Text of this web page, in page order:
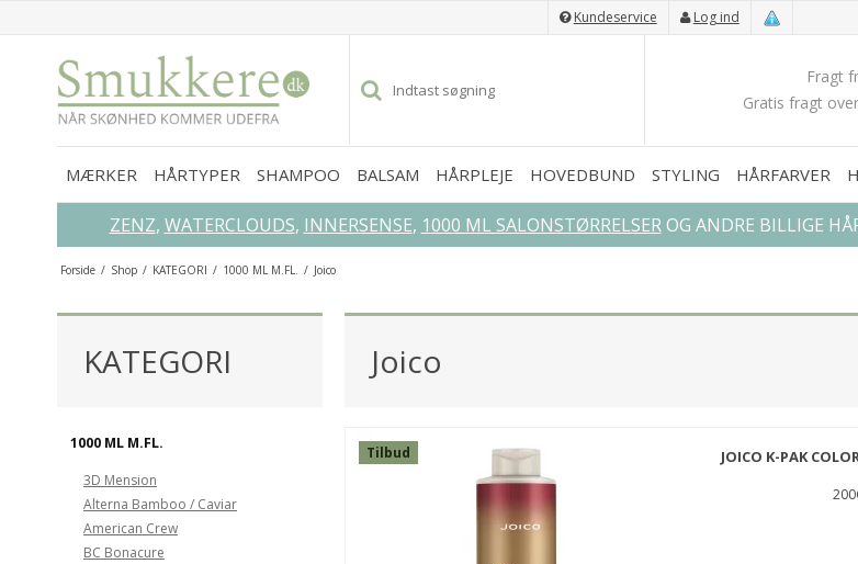
Log ind
Kundeservice
Fragt
Gratis fragt
MÆRKER HÅRTYPER SHAMPOO BALSAM HÅRPLEJE HOVEDBUND STYLING HÅRFARVER
ZENZ, WATERCLOUDS, INNERSENSE, 1000 ML SALONSTØRRELSEROG ANDRE BILLIGE
Forside / Shop / KATEGORI / 1000 ML M.FL. / Joico
GLEM IKKE DISSE...
52%
KATEGORI
1000 ML M.FL.
3D Mension
Alterna Bamboo / Caviar
American Crew
BC Bonacure
Joico
Tilbud
JOICO K-PAK